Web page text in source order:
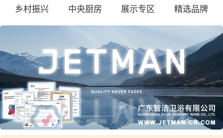
乡村振兴 中央厨房 展示专区 精选品牌